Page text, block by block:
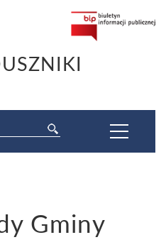
» Uchwały Rady Gminy
» Uchwały Rady Gminy Duszniki z dnia
Gminy